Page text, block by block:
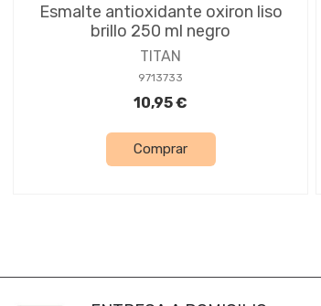
Esmalte antioxidante oxiron liso
brillo 250 ml negro
TITAN
9713733
10,95 €
Comprar